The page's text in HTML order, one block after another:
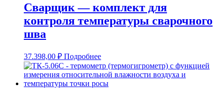
Сварщик — комплект для
контроля температуры сварочного
шва
37.398,00 ₽ Подробнее